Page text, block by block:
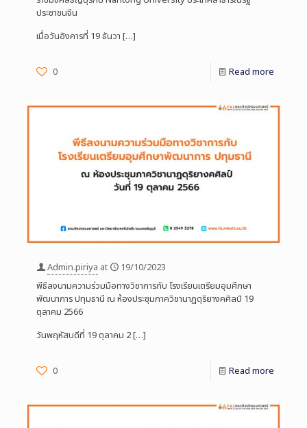
ประชาชนจีน
เมื่อวันอังคารที่ 19 ธันวา […]
0 Read more
Admin.piriya at
19/10/2023
พีธีลงนามความร่วมมือทางวิชาการกับ โรงเรียนเตรียมอุมศึกษา
พัฒนาการ ปทุมธานี ณ ห้องประชุมภาควิชานาฏดุริยางคศิลป์ 19
ตุลาคม 2566
วันพฤหัสบดีที่ 19 ตุลาคม 2[…]
0 Read more